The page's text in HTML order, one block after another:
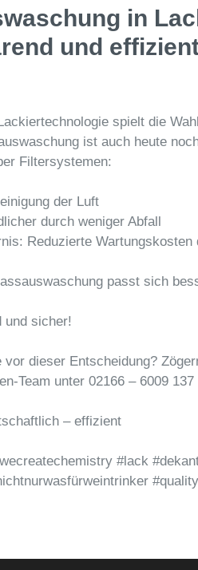
in
und
spielt die
ist auch heute
Filtersystemen:
der Luft
durch weniger Abfall
Reduzierte
passt sich
und sicher!
vor dieser Entscheidung?
Team unter 02166 – 6009
– effizient
#lack